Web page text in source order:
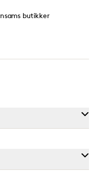
butikker